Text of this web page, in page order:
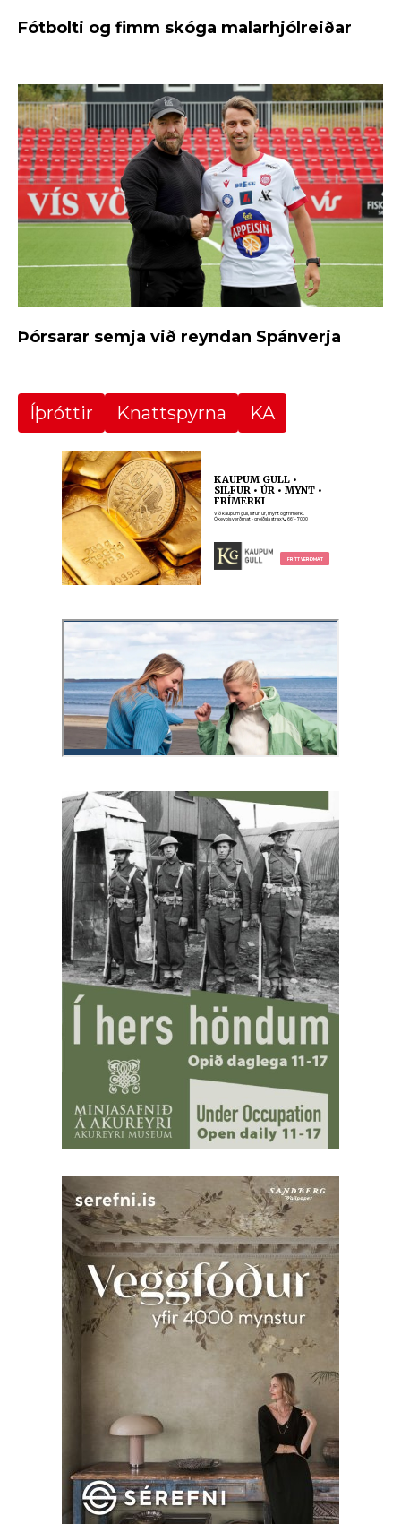
Fótbolti og fimm skóga malarhjólreiðar
Þórsarar semja við reyndan Spánverja
Íþróttir Knattspyrna KA